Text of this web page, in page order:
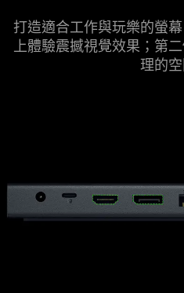
打造適合工作與玩樂的螢
上體驗震撼視覺效果；第
理的